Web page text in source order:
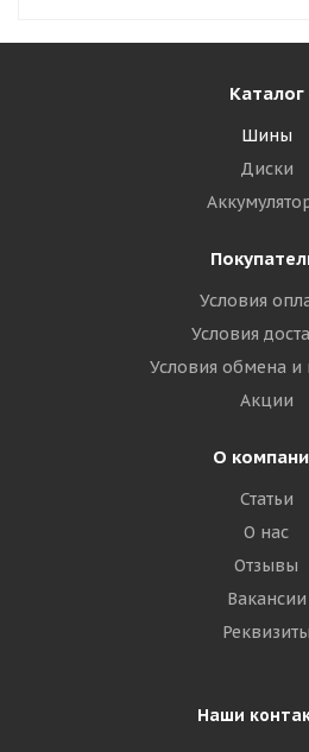
Каталог
Шины
Диски
Условия
Условия
Условия обмена и
Акции
О
Статьи
О нас
Отзывы
Вакансии
Реквизиты
Наши